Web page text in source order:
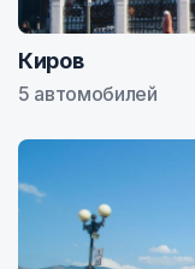
Киров
5 автомобилей